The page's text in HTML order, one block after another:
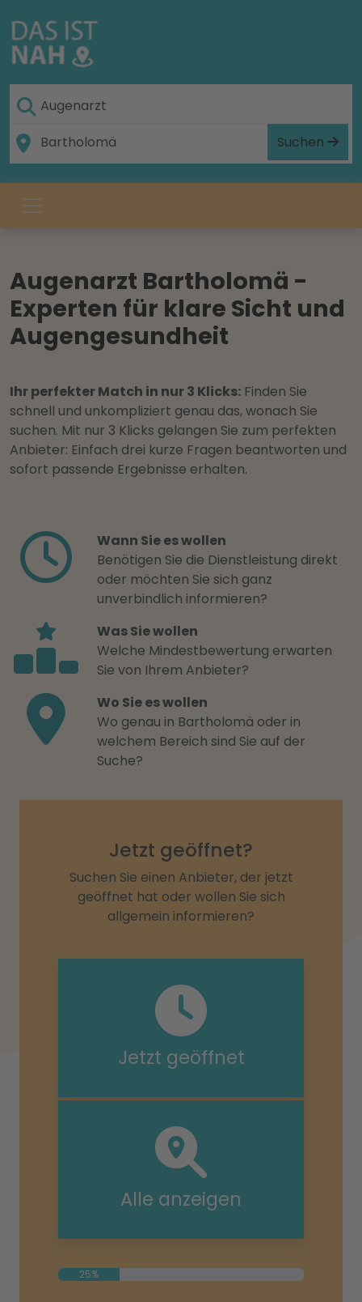
Suchen
Augenarzt Bartholomä -
Experten für klare Sicht und
Augengesundheit
Ihr perfekter Match in nur 3 Klicks: Finden Sie
schnell und unkompliziert genau das, wonach Sie
suchen. Mit nur 3 Klicks gelangen Sie zum perfekten
Anbieter: Einfach drei kurze Fragen beantworten und
sofort passende Ergebnisse erhalten.
Wann Sie es wollen
Benötigen Sie die Dienstleistung direkt
oder möchten Sie sich ganz
unverbindlich informieren?
Was Sie wollen
Welche Mindestbewertung erwarten
Sie von Ihrem Anbieter?
Wo Sie es wollen
Wo genau in Bartholomä oder in
welchem Bereich sind Sie auf der
Suche?
Jetzt geöffnet?
Suchen Sie einen Anbieter, der jetzt
geöffnet hat oder wollen Sie sich
allgemein informieren?
Jetzt geöffnet
Alle anzeigen
25%